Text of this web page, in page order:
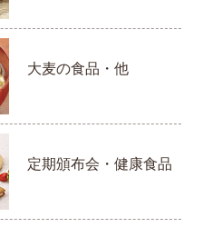
大麦の食品・他
定期頒布会・健康食品